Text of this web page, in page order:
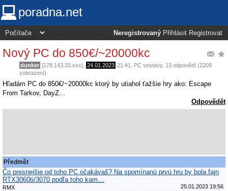
poradna.net
Neregistrovaný Přihlásit Registrovat
Nový PC do 850€/~20000kc
dunker [178.143.33.xxx], 24.01.2023 21:41 PC sestavy, 13 odpovědí (2209
zobrazení)
Hľadám PC do 850€/~20000kc ktorý by utiahol ťažšie hry ako: Escape
From Tarkov, DayZ…
Odpovědět
Předmět
Čo presnejšie od toho PC očakávaš? Na spomínanú prvú hru by bola fajn
RTX3060ti/3070 podľa toho kam…
RMX 25.01.2023 19:56